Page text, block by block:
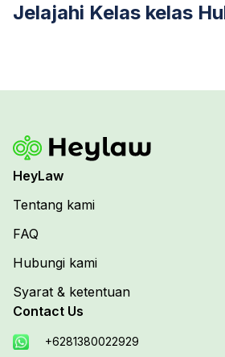
Jelajahi Kelas kelas
HeyLaw
Tentang kami
FAQ
Hubungi kami
Syarat & ketentuan
Contact Us
+6281380022929